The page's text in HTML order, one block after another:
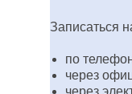
Записаться
по
через
через